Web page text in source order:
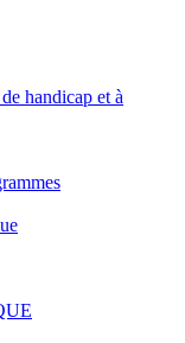
handicap et à